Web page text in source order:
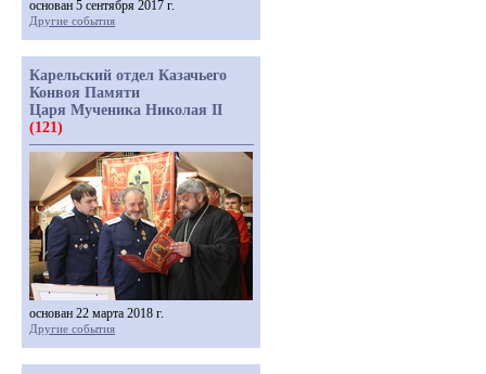
основан 5 сентября 2017 г.
Другие события
Карельский отдел Казачьего
Конвоя Памяти
Царя Мученика Николая II
(121)
основан 22 марта 2018 г.
Другие события